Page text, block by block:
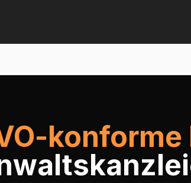
konforme